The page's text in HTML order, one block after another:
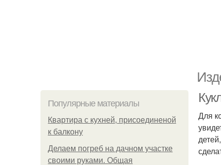
Популярные материалы
Квартира с кухней, присоединеной
к балкону
Делаем погреб на дачном участке
своими руками. Общая
Для